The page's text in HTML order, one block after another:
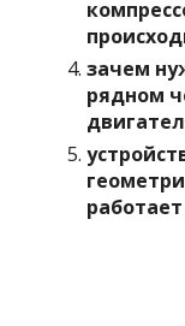
зачем
рядном